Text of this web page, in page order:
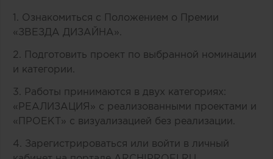
1. Ознакомиться с Положением о Премии
«ЗВЕЗДА ДИЗАЙНА».
2. Подготовить проект по выбранной номинации
и категории.
3. Работы принимаются в двух категориях:
«РЕАЛИЗАЦИЯ» с реализованными проектами и
«ПРОЕКТ» с визуализацией без реализации.
4. Зарегистрироваться или войти в личный